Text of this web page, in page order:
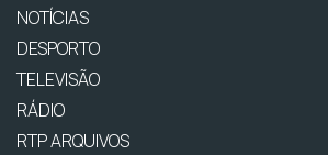
NOTÍCIAS
DESPORTO
TELEVISÃO
RÁDIO
RTP ARQUIVOS